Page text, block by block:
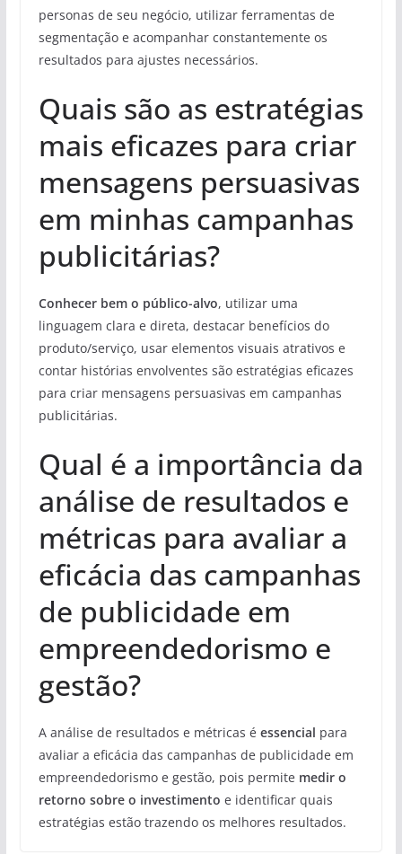
personas de seu negócio, utilizar ferramentas de
segmentação e acompanhar constantemente os
resultados para ajustes necessários.
Quais são as estratégias
mais eficazes para criar
mensagens persuasivas
em minhas campanhas
publicitárias?
Conhecer bem o público-alvo, utilizar uma
linguagem clara e direta, destacar benefícios do
produto/serviço, usar elementos visuais atrativos e
contar histórias envolventes são estratégias eficazes
para criar mensagens persuasivas em campanhas
publicitárias.
Qual é a importância da
análise de resultados e
métricas para avaliar a
eficácia das campanhas
de publicidade em
empreendedorismo e
gestão?
A análise de resultados e métricas é essencial para
avaliar a eficácia das campanhas de publicidade em
empreendedorismo e gestão, pois permite medir o
retorno sobre o investimento e identificar quais
estratégias estão trazendo os melhores resultados.